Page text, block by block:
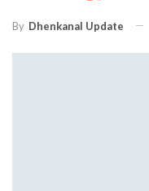
By Dhenkanal Update